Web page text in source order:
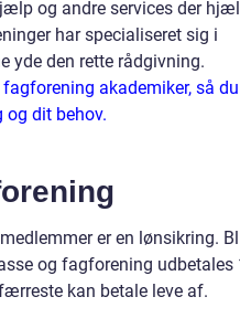
og andre services der
har specialiseret sig i
yde den rette rådgivning.
akademiker, så
dit behov.
er en lønsikring.
og fagforening udbetales
kan betale leve af.